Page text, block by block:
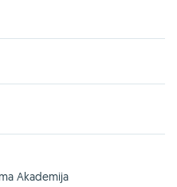
Akademija